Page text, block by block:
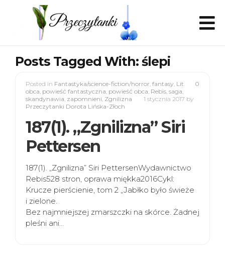
Posts Tagged With: ślepi
0
Posted in Fantastyka/science-fiction/horror, fantasy, Lit.
obca, powieść fantastyczna, powieść obca, Rebis, saga,
skandynawia, zapomnieni, Zgnilizna 1 stycznia 2017 by
Przeczytanki Dorota Lińska-Złoch
187(1). „Zgnilizna” Siri
Pettersen
187(1). „Zgnilizna” Siri PettersenWydawnictwo
Rebis528 stron, oprawa miękka2016Cykl:
Krucze pierścienie, tom 2 „Jabłko było świeże
i zielone.
Bez najmniejszej zmarszczki na skórce. Żadnej
pleśni ani…